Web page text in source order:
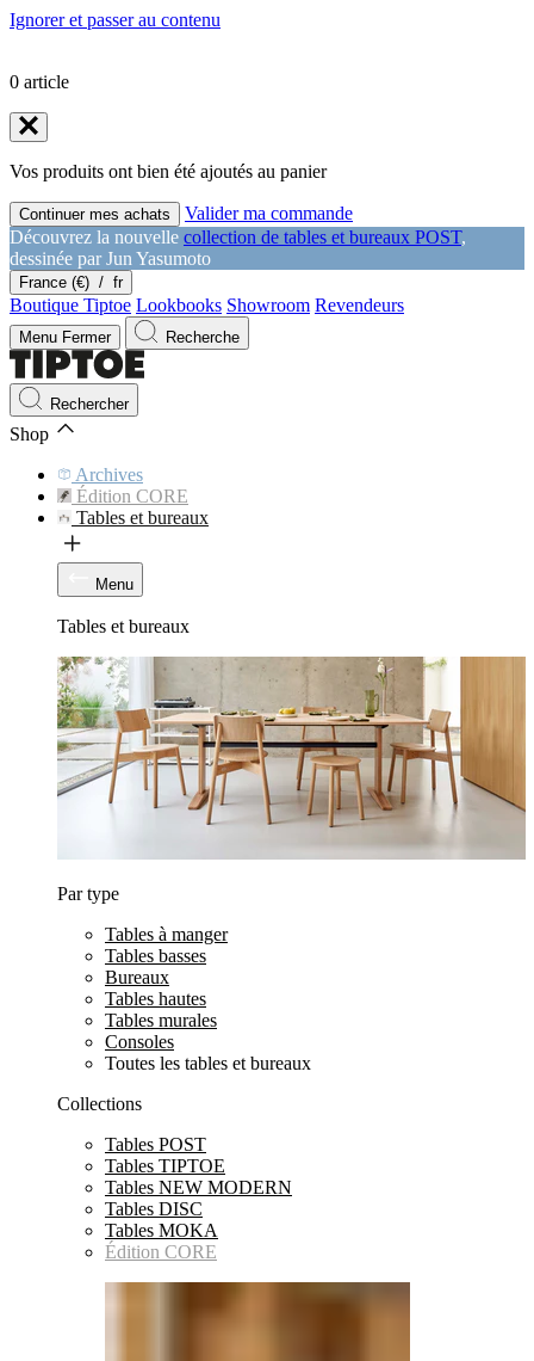
Ignorer et passer au contenu
0 article
Vos produits ont bien été ajoutés au panier
Continuer mes achats
Valider ma commande
Découvrez la nouvelle collection de tables et bureaux POST,
dessinée par Jun Yasumoto
France (€) / fr
Boutique Tiptoe Lookbooks Showroom Revendeurs
Menu Fermer Recherche
Rechercher
Shop
Archives
Édition CORE
Tables et bureaux
Menu
Tables et bureaux
Par type
Tables à manger
Tables basses
Bureaux
Tables hautes
Tables murales
Consoles
Toutes les tables et bureaux
Collections
Tables POST
Tables TIPTOE
Tables NEW MODERN
Tables DISC
Tables MOKA
Édition CORE